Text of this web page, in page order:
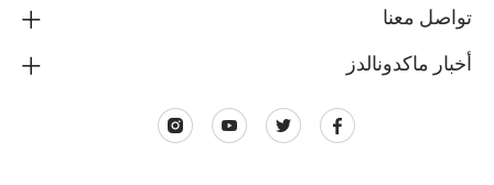
تواصل معنا
أخبار ماكدونالدز